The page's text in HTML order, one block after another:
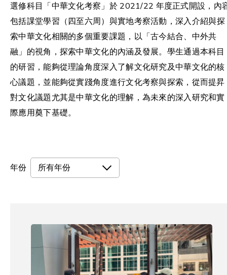
選修科目「中華文化考察」於 2021/22 年度正式開設，內
包括課堂學習（四至六周）與實地考察活動， 深入介紹與探
索中華文化相關的多個重要課題，以「古今結合、中外共
融」的視角，探索中華文化的內涵及發展。學生通過本科目
的研習，能夠從理論角度深入了解文化研究及中華文化的核
心議題，並能夠從實踐角度進行文化考察與探索，從而提昇
對文化議題尤其是中華文化的理解，為未來的深入研究和實
際應用奠下基礎。
年份 所有年份